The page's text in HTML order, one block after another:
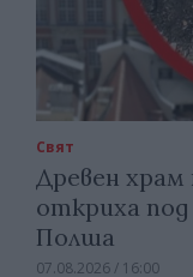
Свят
Древен храм
откриха под
Полша
07.08.2026 / 16:00